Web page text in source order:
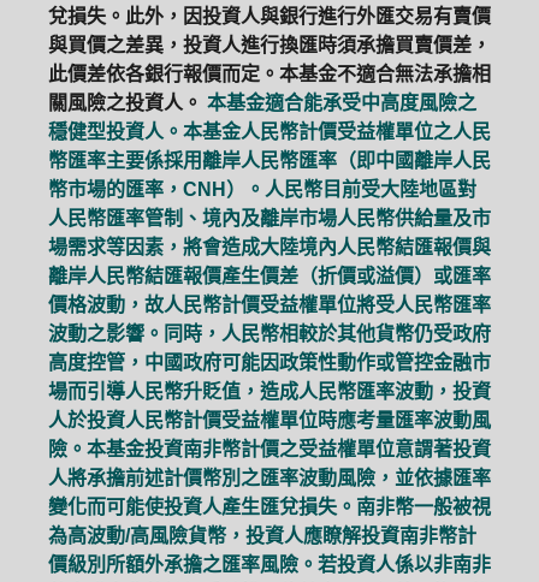
兌損失。此外，因投資人與銀行進行外匯交易有賣價
與買價之差異，投資人進行換匯時須承擔買賣價差，
此價差依各銀行報價而定。本基金不適合無法承擔相
關風險之投資人。 本基金適合能承受中高度風險之
穩健型投資人。本基金人民幣計價受益權單位之人民
幣匯率主要係採用離岸人民幣匯率（即中國離岸人民
幣市場的匯率，CNH）。人民幣目前受大陸地區對
人民幣匯率管制、境內及離岸市場人民幣供給量及市
場需求等因素，將會造成大陸境內人民幣結匯報價與
離岸人民幣結匯報價產生價差（折價或溢價）或匯率
價格波動，故人民幣計價受益權單位將受人民幣匯率
波動之影響。同時，人民幣相較於其他貨幣仍受政府
高度控管，中國政府可能因政策性動作或管控金融市
場而引導人民幣升貶值，造成人民幣匯率波動，投資
人於投資人民幣計價受益權單位時應考量匯率波動風
險。本基金投資南非幣計價之受益權單位意謂著投資
人將承擔前述計價幣別之匯率波動風險，並依據匯率
變化而可能使投資人產生匯兌損失。南非幣一般被視
為高波動/高風險貨幣，投資人應瞭解投資南非幣計
價級別所額外承擔之匯率風險。若投資人係以非南非